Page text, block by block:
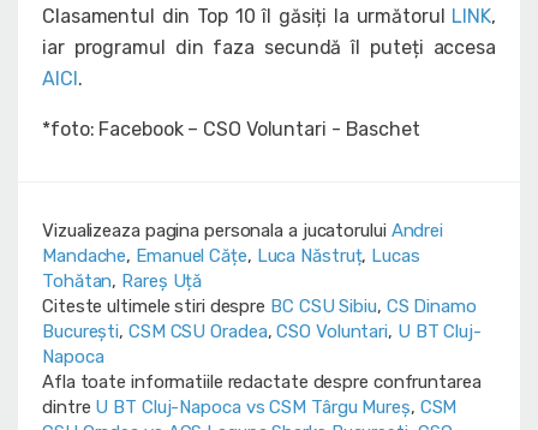
Clasamentul din Top 10 îl găsiți la următorul LINK,
iar programul din faza secundă îl puteți accesa
AICI .
*foto: Facebook – CSO Voluntari - Baschet
Vizualizeaza pagina personala a jucatorului Andrei
Mandache, Emanuel Cățe, Luca Năstruț, Lucas
Tohătan, Rareș Uță
Citeste ultimele stiri despre BC CSU Sibiu, CS Dinamo
Bucureşti, CSM CSU Oradea,CSO Voluntari, U BT Cluj-
Napoca
Afla toate informatiile redactate despre confruntarea
dintre U BT Cluj-Napoca vs CSM Târgu Mureș, CSM